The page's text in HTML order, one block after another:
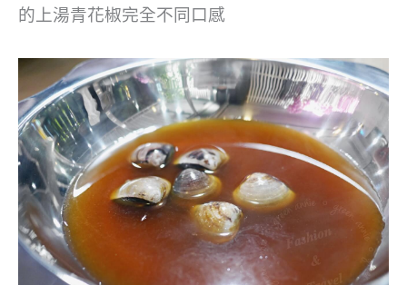
的上湯青花椒完全不同口感